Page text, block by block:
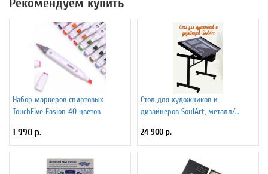
Набор маркеров спиртовых
TouchFive Fasion 40 цветов
1 990 р.
Стол для художников и
дизайнеров SoulArt, металл/
24 900 р.